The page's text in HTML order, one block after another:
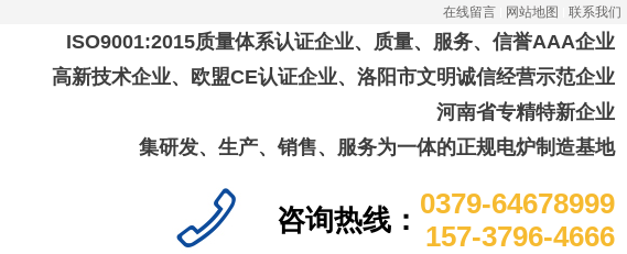
在线留言 网站地图 联系我们
ISO9001:2015质量体系认证企业、质量、服务、信誉AAA企业
高新技术企业、欧盟CE认证企业、洛阳市文明诚信经营示范企业
河南省专精特新企业
集研发、生产、销售、服务为一体的正规电炉制造基地
咨询热线： 0379-64678999
157-3796-4666